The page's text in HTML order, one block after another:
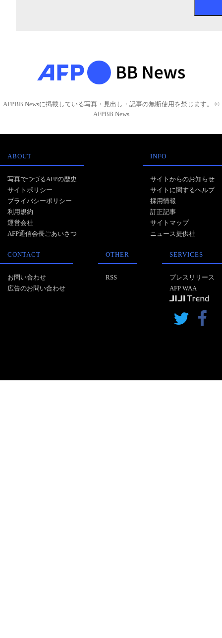
AFPBB Newsに掲載している写真・見出し・記事の無断使用を禁じます。 ©
AFPBB News
ABOUT
写真でつづるAFPの歴史
サイトポリシー
プライバシーポリシー
利用規約
運営会社
AFP通信会長ごあいさつ
INFO
サイトからのお知らせ
サイトに関するヘルプ
採用情報
訂正記事
サイトマップ
ニュース提供社
CONTACT
お問い合わせ
広告のお問い合わせ
OTHER
RSS
SERVICES
プレスリリース
AFP WAA